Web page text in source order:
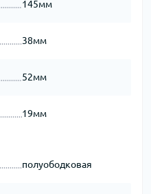
145мм
38мм
52мм
19мм
полуободковая